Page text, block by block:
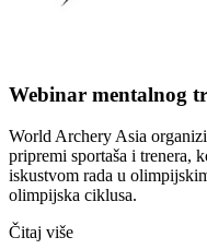
Webinar mentalnog
World Archery Asia
pripremi sportaša i trenera,
iskustvom rada u
olimpijska ciklusa.
Čitaj više